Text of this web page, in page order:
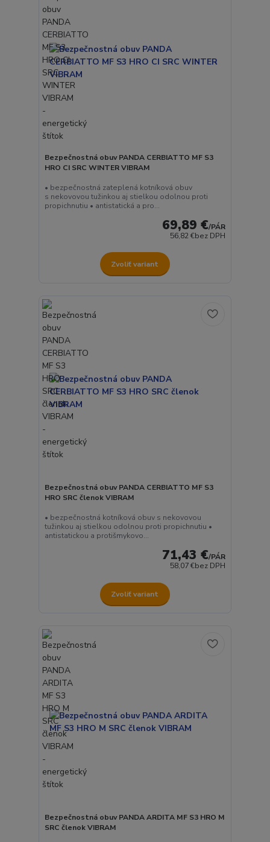
Bezpečnostná obuv PANDA CERBIATTO MF S3
HRO CI SRC WINTER VIBRAM
• bezpečnostná zateplená kotníková obuv
s nekovovou tužinkou aj stielkou odolnou proti
propichnutiu • antistatická a pro...
69,89 €/PÁR
56,82 €bez DPH
Zvoliť variant
Bezpečnostná obuv PANDA CERBIATTO MF S3
HRO SRC členok VIBRAM
• bezpečnostná kotníková obuv s nekovovou
tužinkou aj stielkou odolnou proti propichnutiu •
antistatickou a protišmykovo...
71,43 €/PÁR
58,07 €bez DPH
Zvoliť variant
Bezpečnostná obuv PANDA ARDITA MF S3 HRO M
SRC členok VIBRAM